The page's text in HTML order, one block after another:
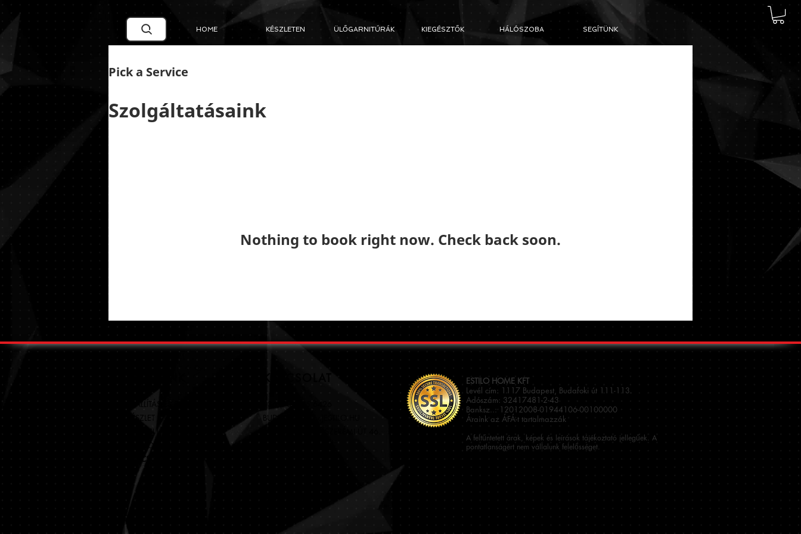
HOME KÉSZLETEN ÜLŐGARNITÚRÁK KIEGÉSZTŐK HÁLÓSZOBA SEGÍTÜNK
Pick a Service
Szolgáltatásaink
Nothing to book right now. Check back soon.
SZÁLLÍTÁS ÉS SZERELÉS
KÉSZLET
GYAKORI KÉRDÉSEK
KAPCSOLAT
KAPCSOLAT
BUDAPEST[kukac]ESTILO.HU
ESTILO HOME KFT
Levél cím: 1117 Budapest, Budafoki út 111-113.
Adószám: 32417481-2-43
Banksz..: 12012008-01944106-00100000
Áraink az ÁFÁ-t tartalmazzák
A feltűntetett árak, képek és leírások tájékoztató jellegűek. A
pontatlanságért nem vállalunk felelősséget.